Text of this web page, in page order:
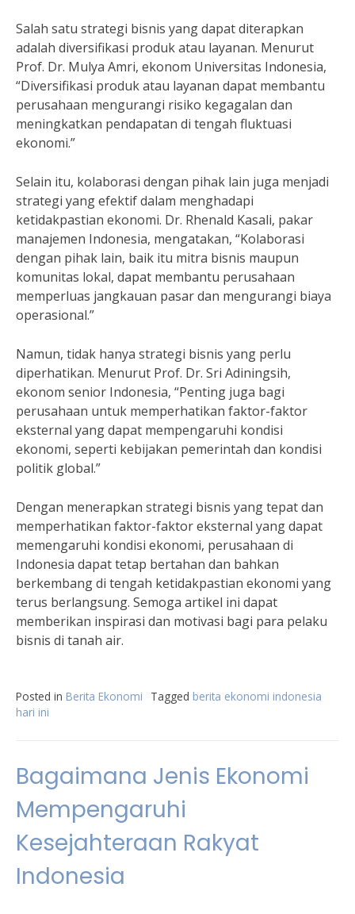
Salah satu strategi bisnis yang dapat diterapkan
adalah diversifikasi produk atau layanan. Menurut
Prof. Dr. Mulya Amri, ekonom Universitas Indonesia,
“Diversifikasi produk atau layanan dapat membantu
perusahaan mengurangi risiko kegagalan dan
meningkatkan pendapatan di tengah fluktuasi
ekonomi.”
Selain itu, kolaborasi dengan pihak lain juga menjadi
strategi yang efektif dalam menghadapi
ketidakpastian ekonomi. Dr. Rhenald Kasali, pakar
manajemen Indonesia, mengatakan, “Kolaborasi
dengan pihak lain, baik itu mitra bisnis maupun
komunitas lokal, dapat membantu perusahaan
memperluas jangkauan pasar dan mengurangi biaya
operasional.”
Namun, tidak hanya strategi bisnis yang perlu
diperhatikan. Menurut Prof. Dr. Sri Adiningsih,
ekonom senior Indonesia, “Penting juga bagi
perusahaan untuk memperhatikan faktor-faktor
eksternal yang dapat mempengaruhi kondisi
ekonomi, seperti kebijakan pemerintah dan kondisi
politik global.”
Dengan menerapkan strategi bisnis yang tepat dan
memperhatikan faktor-faktor eksternal yang dapat
memengaruhi kondisi ekonomi, perusahaan di
Indonesia dapat tetap bertahan dan bahkan
berkembang di tengah ketidakpastian ekonomi yang
terus berlangsung. Semoga artikel ini dapat
memberikan inspirasi dan motivasi bagi para pelaku
bisnis di tanah air.
Posted in Berita Ekonomi Tagged berita ekonomi indonesia
hari ini
Bagaimana Jenis Ekonomi
Mempengaruhi
Kesejahteraan Rakyat
Indonesia